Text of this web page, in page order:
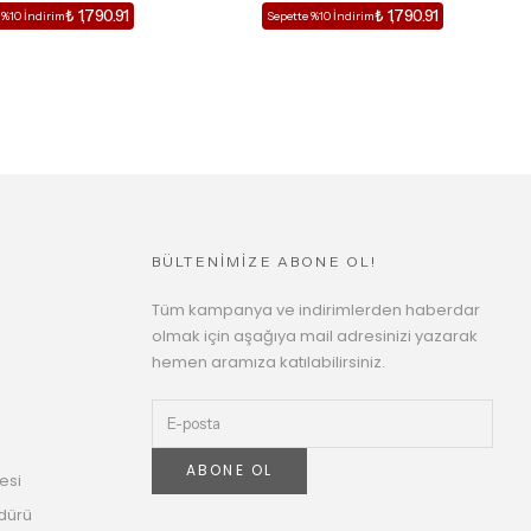
İndirim₺ 1,790.91 Sepette %10 İndirim₺ 1,790.91
BÜLTENİMİZE ABONE OL!
Tüm kampanya ve indirimlerden haberdar
olmak için aşağıya mail adresinizi yazarak
hemen aramıza katılabilirsiniz.
ABONE OL